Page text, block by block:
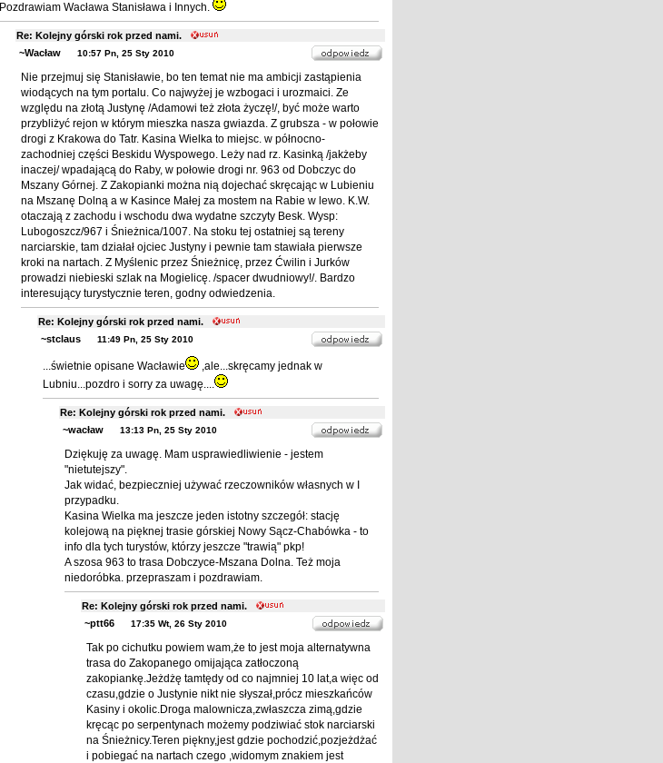
Pozdrawiam Wacława Stanisława i Innych.
Re: Kolejny górski rok przed nami.
~Wacław
10:57 Pn, 25 Sty 2010
Nie przejmuj się Stanisławie, bo ten temat nie ma ambicji zastąpienia
wiodących na tym portalu. Co najwyżej je wzbogaci i urozmaici. Ze
względu na złotą Justynę /Adamowi też złota życzę!/, być może warto
przybliżyć rejon w którym mieszka nasza gwiazda. Z grubsza - w połowie
drogi z Krakowa do Tatr. Kasina Wielka to miejsc. w północno-
zachodniej części Beskidu Wyspowego. Leży nad rz. Kasinką /jakżeby
inaczej/ wpadającą do Raby, w połowie drogi nr. 963 od Dobczyc do
Mszany Górnej. Z Zakopianki można nią dojechać skręcając w Lubieniu
na Mszanę Dolną a w Kasince Małej za mostem na Rabie w lewo. K.W.
otaczają z zachodu i wschodu dwa wydatne szczyty Besk. Wysp:
Lubogoszcz/967 i Śnieżnica/1007. Na stoku tej ostatniej są tereny
narciarskie, tam działał ojciec Justyny i pewnie tam stawiała pierwsze
kroki na nartach. Z Myślenic przez Śnieżnicę, przez Ćwilin i Jurków
prowadzi niebieski szlak na Mogielicę. /spacer dwudniowy!/. Bardzo
interesujący turystycznie teren, godny odwiedzenia.
Re: Kolejny górski rok przed nami.
~stclaus
11:49 Pn, 25 Sty 2010
...świetnie opisane Wacławie
,ale...skręcamy jednak w
Lubniu...pozdro i sorry za uwagę....
Re: Kolejny górski rok przed nami.
~wacław
13:13 Pn, 25 Sty 2010
Dziękuję za uwagę. Mam usprawiedliwienie - jestem
"nietutejszy".
Jak widać, bezpieczniej używać rzeczowników własnych w I
przypadku.
Kasina Wielka ma jeszcze jeden istotny szczegół: stację
kolejową na pięknej trasie górskiej Nowy Sącz-Chabówka - to
info dla tych turystów, którzy jeszcze "trawią" pkp!
A szosa 963 to trasa Dobczyce-Mszana Dolna. Też moja
niedoróbka. przepraszam i pozdrawiam.
Re: Kolejny górski rok przed nami.
~ptt66
17:35 Wt, 26 Sty 2010
Tak po cichutku powiem wam,że to jest moja alternatywna
trasa do Zakopanego omijająca zatłoczoną
zakopiankę.Jeżdżę tamtędy od co najmniej 10 lat,a więc od
czasu,gdzie o Justynie nikt nie słyszał,prócz mieszkańców
Kasiny i okolic.Droga malownicza,zwłaszcza zimą,gdzie
kręcąc po serpentynach możemy podziwiać stok narciarski
na Śnieżnicy.Teren piękny,jest gdzie pochodzić,pozjeżdżać
i pobiegać na nartach czego ,widomym znakiem jest